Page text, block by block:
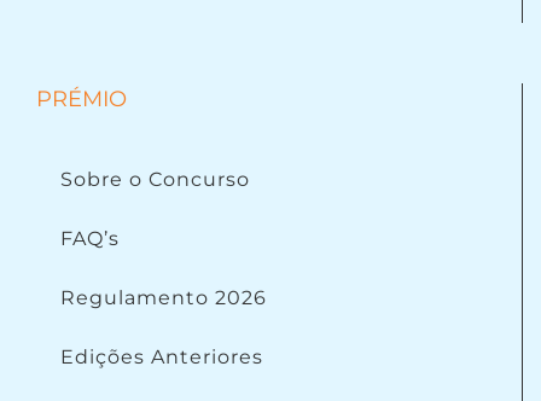
PRÉMIO
Sobre o Concurso
FAQ’s
Regulamento 2026
Edições Anteriores